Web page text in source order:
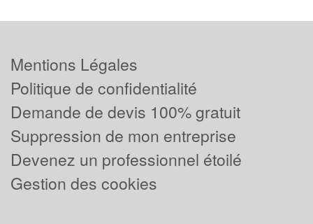
Mentions Légales
Politique de confidentialité
Demande de devis 100% gratuit
Suppression de mon entreprise
Devenez un professionnel étoilé
Gestion des cookies